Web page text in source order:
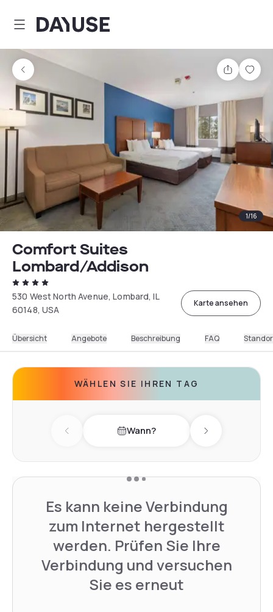
Dayuse
Teilen
1/16
Comfort Suites
Lombard/Addison
530 West North Avenue, Lombard, IL
60148, USA
Karte ansehen
Übersicht Angebote Beschreibung FAQ
WÄHLEN SIE IHREN TAG
Previous day Wann? Next day
Es kann keine Verbindung
zum Internet hergestellt
werden. Prüfen Sie Ihre
Verbindung und versuchen
Sie es erneut